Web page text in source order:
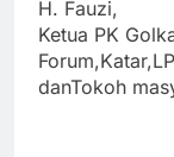
H. Fauzi,
Ketua PK
danTokoh